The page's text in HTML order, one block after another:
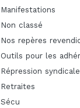
Manifestations
Non classé
Nos repères
Outils pour les
Répression syndicale
Retraites
Sécu